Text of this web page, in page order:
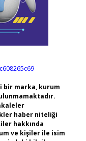
bir marka, kurum
haber niteliği
hakkında
ve kişiler ile isim